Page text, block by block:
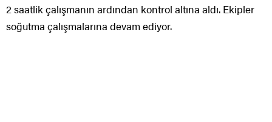
2 saatlik çalışmanın ardından kontrol altına aldı. Ekipler
soğutma çalışmalarına devam ediyor.